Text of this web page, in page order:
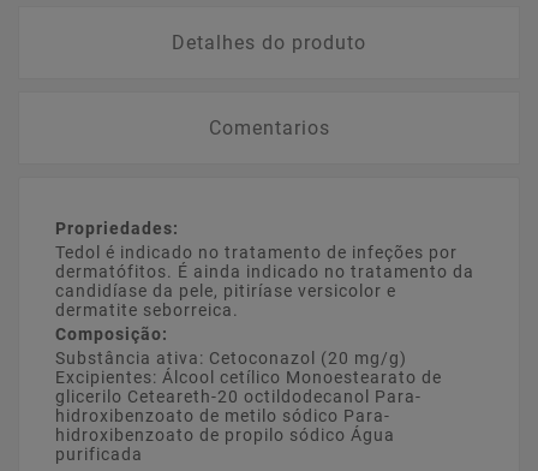
Detalhes do produto
Comentarios
Propriedades:
Tedol é indicado no tratamento de infeções por
dermatófitos. É ainda indicado no tratamento da
candidíase da pele, pitiríase versicolor e
dermatite seborreica.
Composição:
Substância ativa: Cetoconazol (20 mg/g)
Excipientes: Álcool cetílico Monoestearato de
glicerilo Ceteareth-20 octildodecanol Para-
hidroxibenzoato de metilo sódico Para-
hidroxibenzoato de propilo sódico Água
purificada